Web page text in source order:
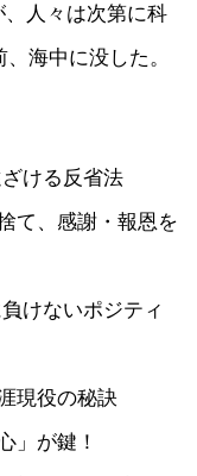
人々は次第に科
海中に没した。
ける反省法
て、感謝・報恩を
けないポジティ
現役の秘訣
」が鍵！